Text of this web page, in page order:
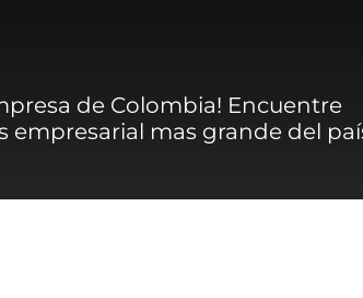
de Colombia! Encuentre
empresarial mas grande del